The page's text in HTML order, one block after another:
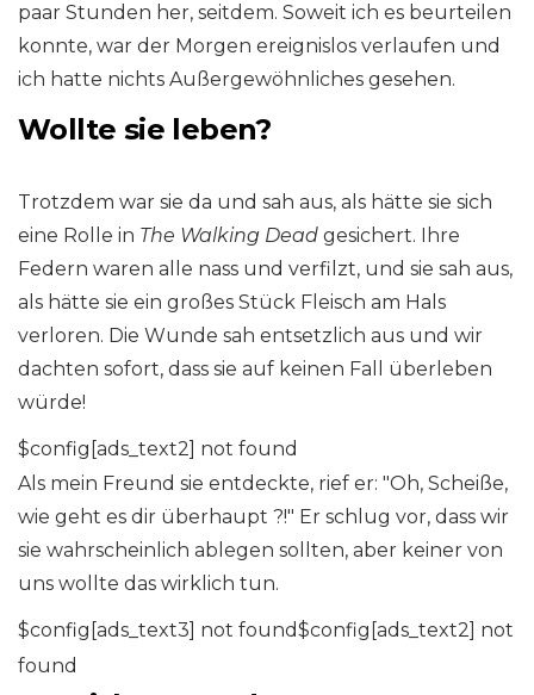
paar Stunden her, seitdem. Soweit ich es beurteilen
konnte, war der Morgen ereignislos verlaufen und
ich hatte nichts Außergewöhnliches gesehen.
Wollte sie leben?
Trotzdem war sie da und sah aus, als hätte sie sich
eine Rolle in The Walking Dead gesichert. Ihre
Federn waren alle nass und verfilzt, und sie sah aus,
als hätte sie ein großes Stück Fleisch am Hals
verloren. Die Wunde sah entsetzlich aus und wir
dachten sofort, dass sie auf keinen Fall überleben
würde!
$config[ads_text2] not found
Als mein Freund sie entdeckte, rief er: "Oh, Scheiße,
wie geht es dir überhaupt ?!" Er schlug vor, dass wir
sie wahrscheinlich ablegen sollten, aber keiner von
uns wollte das wirklich tun.
$config[ads_text3] not found$config[ads_text2] not
found